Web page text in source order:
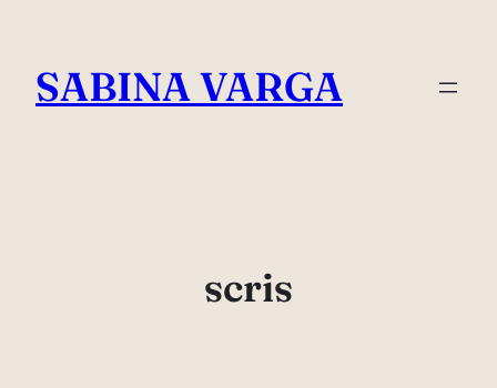
content
SABINA VARGA
scris